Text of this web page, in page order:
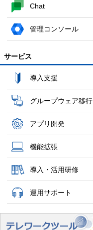
Chat
管理コンソール
サービス
導入支援
グループウェア移行
アプリ開発
機能拡張
導入・活用研修
運用サポート